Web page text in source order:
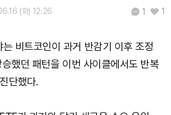
₩ 461.0(-0.01%)
(화) 12:26 1 1
비트코인이 과거 반감기 이후 조정
했던 패턴을 이번 사이클에서도 반복
단했다.